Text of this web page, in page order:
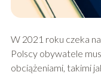
W 2021 roku czeka
Polscy obywatele
obciążeniami, takimi